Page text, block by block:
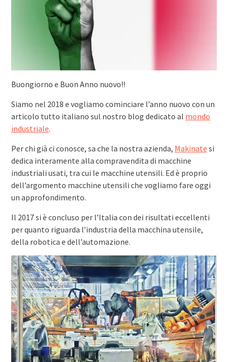
Buongiorno e Buon Anno nuovo!!
Siamo nel 2018 e vogliamo cominciare l’anno nuovo con un
articolo tutto italiano sul nostro blog dedicato al mondo
industriale.
Per chi già ci conosce, sa che la nostra azienda, Makinate si
dedica interamente alla compravendita di macchine
industriali usati, tra cui le macchine utensili. Ed è proprio
dell’argomento macchine utensili che vogliamo fare oggi
un approfondimento.
Il 2017 si è concluso per l’Italia con dei risultati eccellenti
per quanto riguarda l’industria della macchina utensile,
della robotica e dell’automazione.